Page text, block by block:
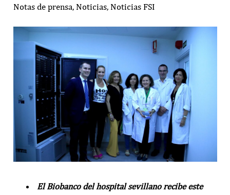
Notas de prensa, Noticias, Noticias FSI
El Biobanco del hospital sevillano recibe este